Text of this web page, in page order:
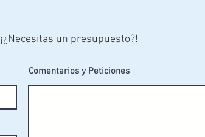
¡¿Necesitas un presupuesto?!
Comentarios y Peticiones